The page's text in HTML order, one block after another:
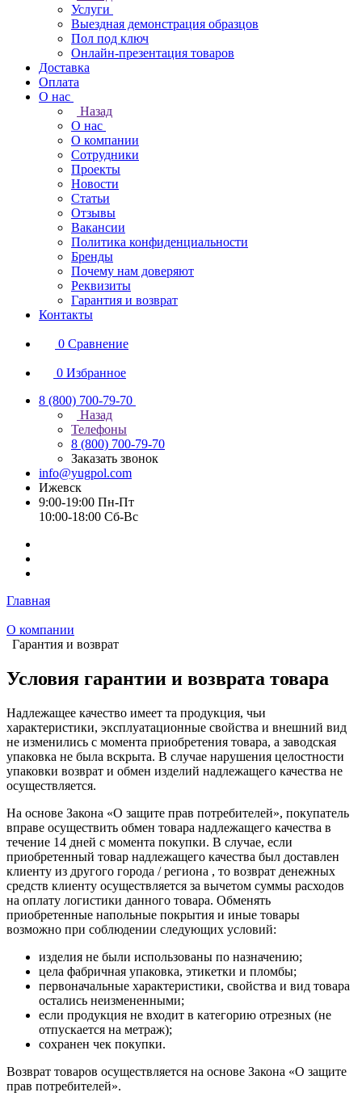
Услуги
Выездная демонстрация образцов
Пол под ключ
Онлайн-презентация товаров
Доставка
Оплата
О нас
Назад
О нас
О компании
Сотрудники
Проекты
Новости
Статьи
Отзывы
Вакансии
Политика конфиденциальности
Бренды
Почему нам доверяют
Реквизиты
Гарантия и возврат
Контакты
0 Сравнение
0 Избранное
8 (800) 700-79-70
Назад
Телефоны
8 (800) 700-79-70
Заказать звонок
info@yugpol.com
Ижевск
9:00-19:00 Пн-Пт
10:00-18:00 Cб-Вс
Главная
О компании
Гарантия и возврат
Условия гарантии и возврата товара
Надлежащее качество имеет та продукция, чьи
характеристики, эксплуатационные свойства и внешний вид
не изменились с момента приобретения товара, а заводская
упаковка не была вскрыта. В случае нарушения целостности
упаковки возврат и обмен изделий надлежащего качества не
осуществляется.
На основе Закона «О защите прав потребителей», покупатель
вправе осуществить обмен товара надлежащего качества в
течение 14 дней с момента покупки. В случае, если
приобретенный товар надлежащего качества был доставлен
клиенту из другого города / региона , то возврат денежных
средств клиенту осуществляется за вычетом суммы расходов
на оплату логистики данного товара. Обменять
приобретенные напольные покрытия и иные товары
возможно при соблюдении следующих условий:
изделия не были использованы по назначению;
цела фабричная упаковка, этикетки и пломбы;
первоначальные характеристики, свойства и вид товара
остались неизмененными;
если продукция не входит в категорию отрезных (не
отпускается на метраж);
сохранен чек покупки.
Возврат товаров осуществляется на основе Закона «О защите
прав потребителей».